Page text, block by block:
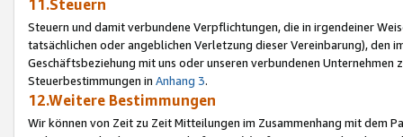
11.Steuern
Steuern und damit verbundene Verpflichtungen, die in irgendeiner
tatsächlichen oder angeblichen Verletzung dieser Vereinbarung), den
Geschäftsbeziehung mit uns oder unseren verbundenen
Steuerbestimmungen in Anhang 3.
12.Weitere Bestimmungen
Wir können von Zeit zu Zeit Mitteilungen im Zusammenhang mit dem